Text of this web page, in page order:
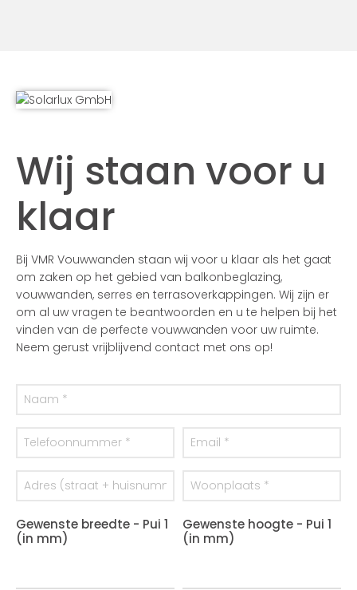
Wij staan voor u
klaar
Bij VMR Vouwwanden staan wij voor u klaar als het gaat
om zaken op het gebied van balkonbeglazing,
vouwwanden, serres en terrasoverkappingen. Wij zijn er
om al uw vragen te beantwoorden en u te helpen bij het
vinden van de perfecte vouwwanden voor uw ruimte.
Neem gerust vrijblijvend contact met ons op!
Gewenste breedte - Pui 1
(in mm)
Gewenste hoogte - Pui 1
(in mm)